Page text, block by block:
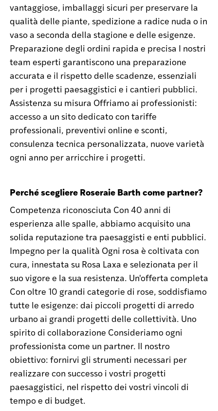
vantaggiose, imballaggi sicuri per preservare la
qualità delle piante, spedizione a radice nuda o in
vaso a seconda della stagione e delle esigenze.
Preparazione degli ordini rapida e precisa I nostri
team esperti garantiscono una preparazione
accurata e il rispetto delle scadenze, essenziali
per i progetti paesaggistici e i cantieri pubblici.
Assistenza su misura Offriamo ai professionisti:
accesso a un sito dedicato con tariffe
professionali, preventivi online e sconti,
consulenza tecnica personalizzata, nuove varietà
ogni anno per arricchire i progetti.
Perché scegliere Roseraie Barth come partner?
Competenza riconosciuta Con 40 anni di
esperienza alle spalle, abbiamo acquisito una
solida reputazione tra paesaggisti e enti pubblici.
Impegno per la qualità Ogni rosa è coltivata con
cura, innestata su Rosa Laxa e selezionata per il
suo vigore e la sua resistenza. Un'offerta completa
Con oltre 10 grandi categorie di rose, soddisfiamo
tutte le esigenze: dai piccoli progetti di arredo
urbano ai grandi progetti delle collettività. Uno
spirito di collaborazione Consideriamo ogni
professionista come un partner. Il nostro
obiettivo: fornirvi gli strumenti necessari per
realizzare con successo i vostri progetti
paesaggistici, nel rispetto dei vostri vincoli di
tempo e di budget.